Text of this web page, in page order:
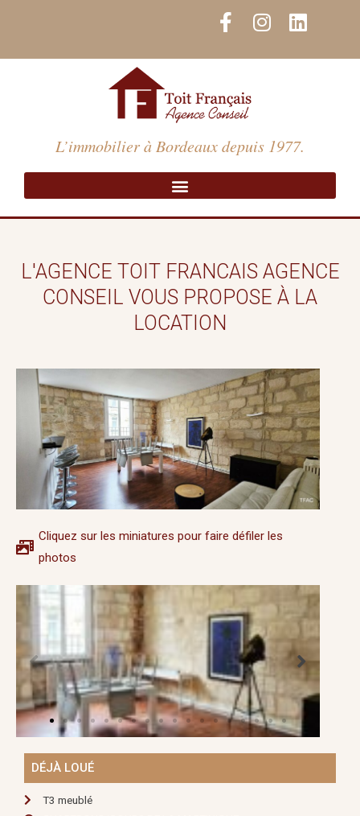
F
a
c
b
o
o
k
-
f
I
n
s
a
m
L
i
n
i
n
L’immobilier à Bordeaux depuis 1977.
L'AGENCE TOIT FRANCAIS AGENCE
CONSEIL VOUS PROPOSE À LA
LOCATION
Cliquez sur les miniatures pour faire défiler les
photos
DÉJÀ LOUÉ
T3 meublé